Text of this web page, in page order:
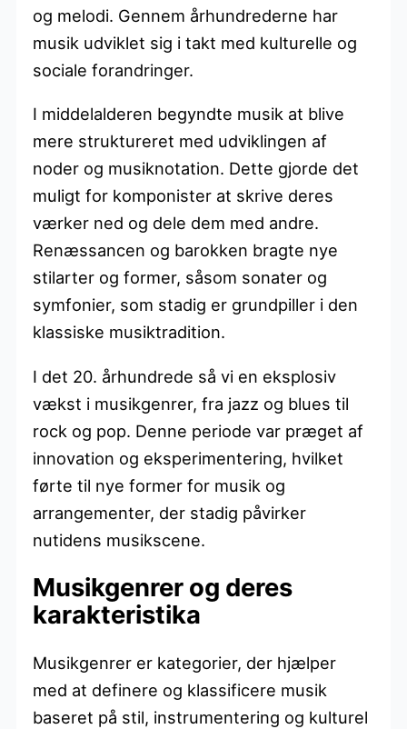
og melodi. Gennem århundrederne har
musik udviklet sig i takt med kulturelle og
sociale forandringer.
I middelalderen begyndte musik at blive
mere struktureret med udviklingen af
noder og musiknotation. Dette gjorde det
muligt for komponister at skrive deres
værker ned og dele dem med andre.
Renæssancen og barokken bragte nye
stilarter og former, såsom sonater og
symfonier, som stadig er grundpiller i den
klassiske musiktradition.
I det 20. århundrede så vi en eksplosiv
vækst i musikgenrer, fra jazz og blues til
rock og pop. Denne periode var præget af
innovation og eksperimentering, hvilket
førte til nye former for musik og
arrangementer, der stadig påvirker
nutidens musikscene.
Musikgenrer og deres
karakteristika
Musikgenrer er kategorier, der hjælper
med at definere og klassificere musik
baseret på stil, instrumentering og kulturel